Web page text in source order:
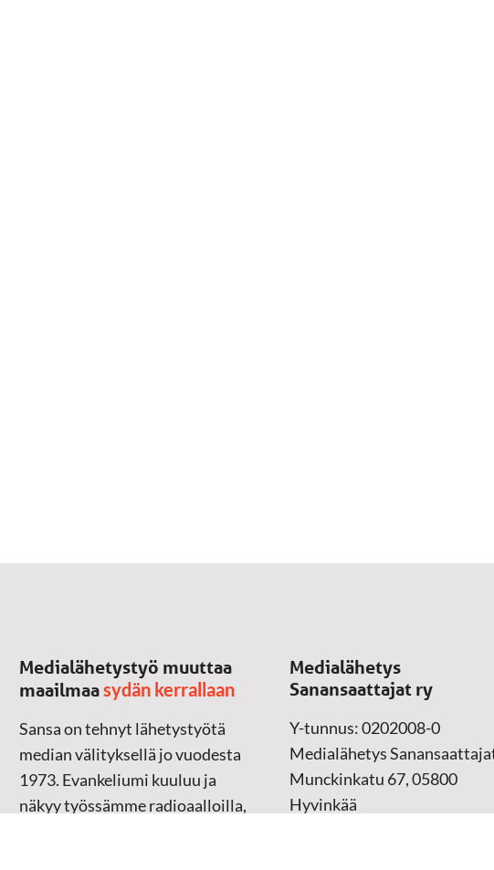
Medialähetystyö muuttaa
maailmaasydän kerrallaan
Sansa on tehnyt lähetystyötä
median välityksellä jo vuodesta
1973. Evankeliumi kuuluu ja
näkyy työssämme radioaalloilla,
Medialähetys
Sanansaattajat ry
Y-tunnus: 0202008-0
Medialähetys
Munckinkatu 67, 05800
Hyvinkää